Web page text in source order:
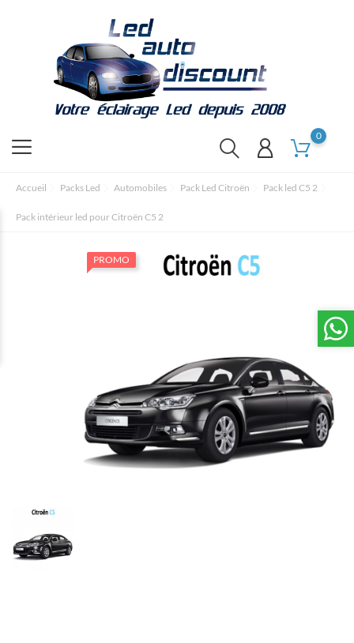
0
Accueil Packs Led Automobiles Pack Led Citroën Pack led C5 2
Pack intérieur led pour Citroën C5 2
PROMO